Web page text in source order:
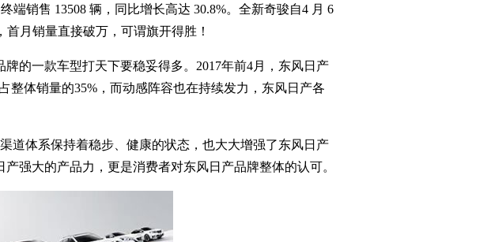
销售 13508 辆，同比增长高达 30.8%。全新奇骏自4 月 6
月销量直接破万，可谓旗开得胜！
一款车型打天下要稳妥得多。2017年前4月，东风日产
整体销量的35%，而动感阵容也在持续发力，东风日产各
体系保持着稳步、健康的状态，也大大增强了东风日产
强大的产品力，更是消费者对东风日产品牌整体的认可。